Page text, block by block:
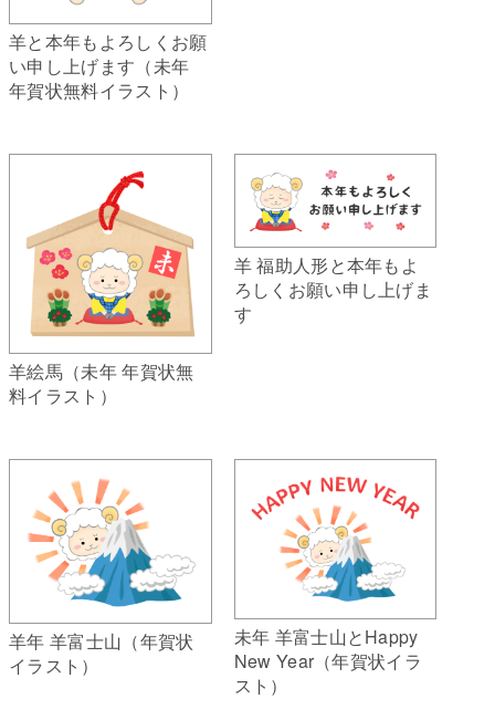
羊と本年もよろしくお願
い申し上げます（未年
年賀状無料イラスト）
羊絵馬（未年 年賀状無
料イラスト）
羊 福助人形と本年もよ
ろしくお願い申し上げま
す
羊年 羊富士山（年賀状
イラスト）
未年 羊富士山とHappy
New Year（年賀状イラ
スト）